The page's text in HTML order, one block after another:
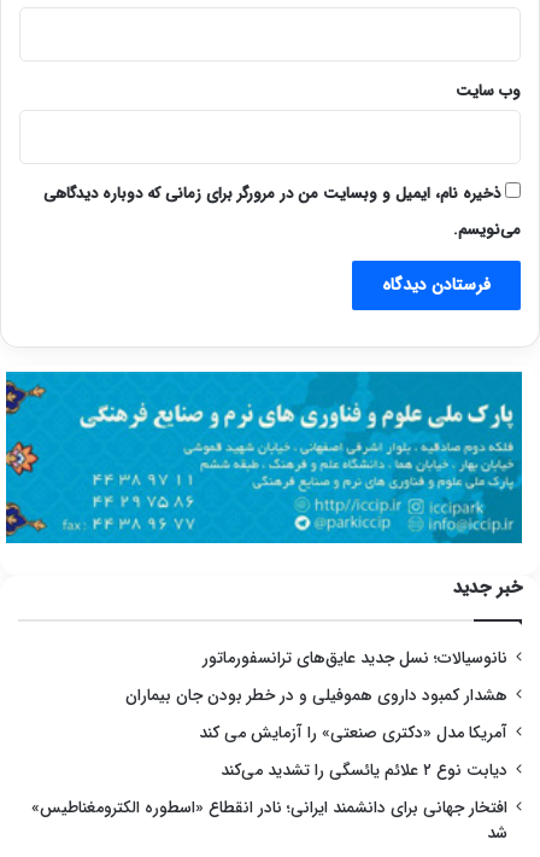
وب‌ سایت
ذخیره نام، ایمیل و وبسایت من در مرورگر برای زمانی که دوباره دیدگاهی
می‌نویسم.
خبر جدید
نانوسیالات؛ نسل جدید عایق‌های ترانسفورماتور
هشدار کمبود داروی هموفیلی و در خطر بودن جان بیماران
آمریکا مدل «دکتری صنعتی» را آزمایش می کند
دیابت نوع ۲ علائم یائسگی را تشدید می‌کند
افتخار جهانی برای دانشمند ایرانی؛ نادر انقطاع «اسطوره الکترومغناطیس»
شد